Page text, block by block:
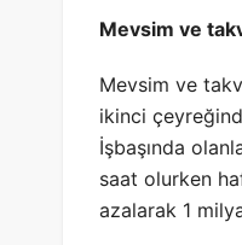
Mevsim ve
Mevsim ve
ikinci
İşbaşında
saat olurken
azalarak 1